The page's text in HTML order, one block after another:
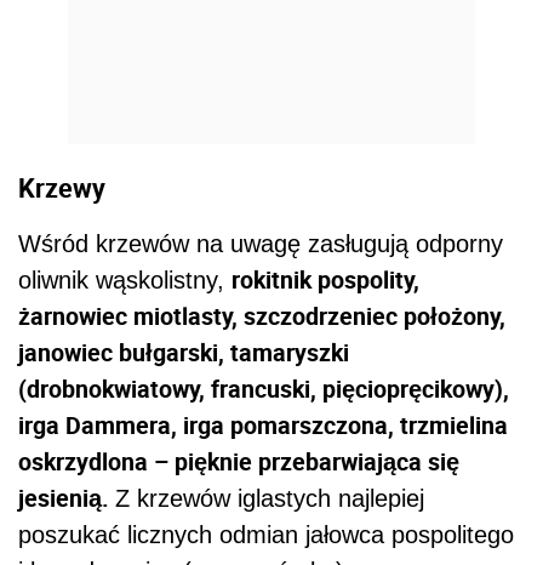
Krzewy
Wśród krzewów na uwagę zasługują odporny
oliwnik wąskolistny, rokitnik pospolity,
żarnowiec miotlasty, szczodrzeniec położony,
janowiec bułgarski, tamaryszki
(drobnokwiatowy, francuski, pięciopręcikowy),
irga Dammera, irga pomarszczona, trzmielina
oskrzydlona – pięknie przebarwiająca się
jesienią. Z krzewów iglastych najlepiej
poszukać licznych odmian jałowca pospolitego